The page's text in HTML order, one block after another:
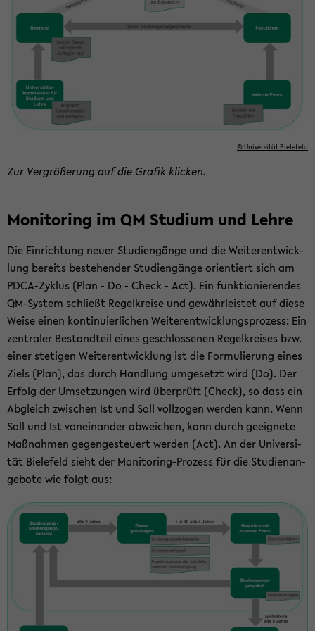
© Uni­ver­si­tät Bie­le­feld
Zur Ver­grö­ße­rung auf die Gra­fik kli­cken.
Mo­ni­to­ring im QM Stu­di­um und Lehre
Die Ein­rich­tung neuer Stu­di­en­gän­ge und die Wei­ter­ent­wick­
lung be­reits be­stehen­der Stu­di­en­gän­ge ori­en­tiert sich am
PDCA-​Zyklus (Plan - Do - Check - Act). Ein funk­tio­nie­ren­des
QM-​System schließt Re­gel­krei­se und ge­währ­leis­tet auf diese
Weise einen kon­ti­nu­ier­li­chen Wei­ter­ent­wick­lungs­pro­zess: Ein
zen­tra­ler Be­stand­teil eines ge­schlos­se­nen Re­gel­krei­ses bzw.
einer ste­ti­gen Wei­ter­ent­wick­lung ist die For­mu­lie­rung eines
Ziels (Plan), das durch Hand­lung um­ge­setzt wird (Do). Der
Er­folg der Um­set­zun­gen wird über­prüft (Check), so dass ein
Ab­gleich zwi­schen Ist und Soll voll­zo­gen wer­den kann. Wenn
Soll und Ist von­ein­an­der ab­wei­chen, kann durch ge­eig­ne­te
Maß­nah­men ge­gen­ge­steu­ert wer­den (Act). An der Uni­ver­si­
tät Bie­le­feld sieht der Monitoring-​Prozess für die Stu­di­en­an­
ge­bo­te wie folgt aus: